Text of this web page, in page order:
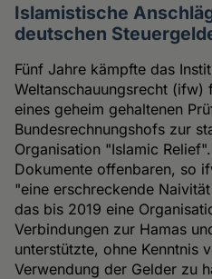
Islamistische
deutschen
Fünf Jahre kämpfte das
Weltanschauungsrecht (ifw)
eines geheim gehaltenen
Bundesrechnungshofs zur
Organisation "Islamic
Dokumente offenbaren, so
"eine erschreckende
das bis 2019 eine
Verbindungen zur Hamas
unterstützte, ohne Kenntnis
Verwendung der Gelder zu